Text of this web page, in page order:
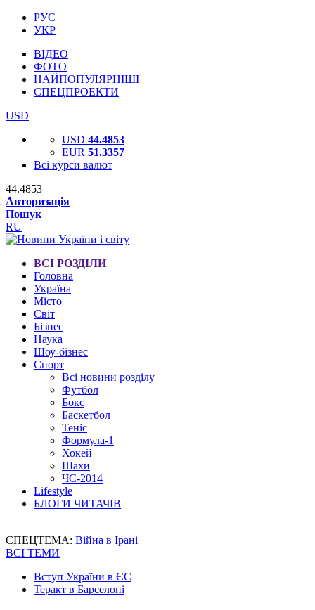
РУС
УКР
ВІДЕО
ФОТО
НАЙПОПУЛЯРНІШІ
СПЕЦПРОЕКТИ
USD
USD 44.4853
EUR 51.3357
Всі курси валют
44.4853
Авторизація
Пошук
RU
ВСІ РОЗДІЛИ
Головна
Україна
Місто
Світ
Бізнес
Наука
Шоу-бізнес
Спорт
Всі новини розділу
Футбол
Бокс
Баскетбол
Теніс
Формула-1
Хокей
Шахи
ЧС-2014
Lifestyle
БЛОГИ ЧИТАЧІВ
СПЕЦТЕМА: Війна в Ірані
ВСІ ТЕМИ
Вступ України в ЄС
Теракт в Барселоні